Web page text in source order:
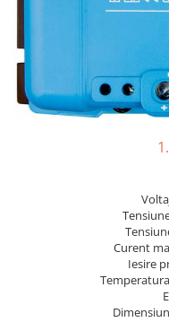
Incarcatoare acumulatori
Panouri fotovoltaice si
Sisteme prindere panouri
fotovoltaice
Invertoare On-grid
Curent
Iesire